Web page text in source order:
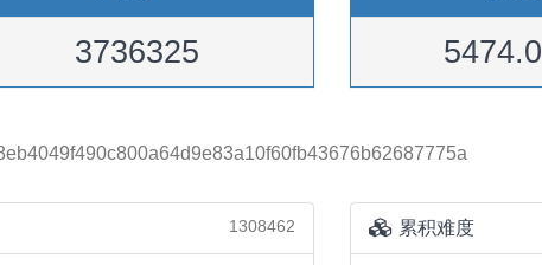
3736325 5474.0
1308462 累积难度